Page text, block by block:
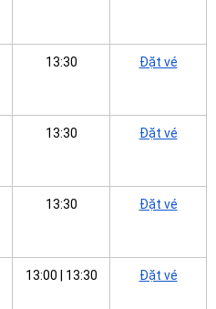
13:30 Đặt vé
13:30 Đặt vé
13:30 Đặt vé
13:00 | 13:30 Đặt vé